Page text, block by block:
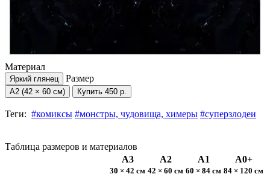
Материал
Яркий глянец Размер
А2 (42 × 60 см) Купить 450 р.
Теги: #комиксы #монстры, чудовища, химеры #суперзлодеи
Таблица размеров и материалов
А3
30 × 42 см
А2
42 × 60 см
А1
60 × 84 см
А0+
84 × 120 см